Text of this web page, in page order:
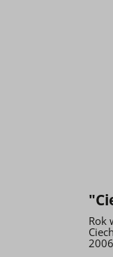
Rok